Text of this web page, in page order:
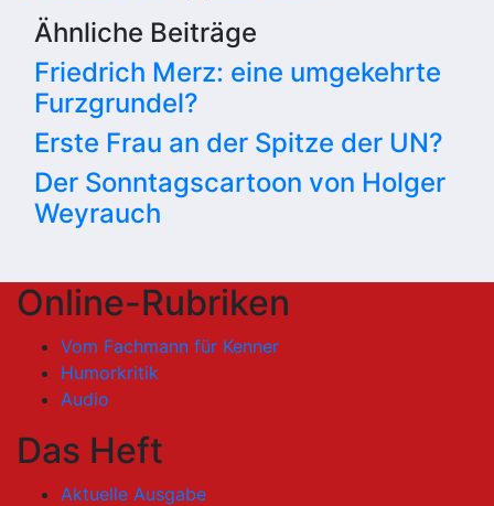
Ähnliche Beiträge
Friedrich Merz: eine umgekehrte
Furzgrundel?
Erste Frau an der Spitze der UN?
Der Sonntagscartoon von Holger
Weyrauch
Online-Rubriken
Vom Fachmann für Kenner
Humorkritik
Audio
Das Heft
Aktuelle Ausgabe